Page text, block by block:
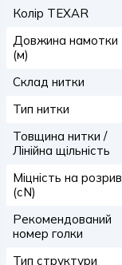
Колір TEXAR
Довжина намотки
(м)
Склад нитки
Тип нитки
Товщина нитки /
Лінійна щільність
Міцність на розрив
(сN)
Рекомендований
номер голки
Тип структури